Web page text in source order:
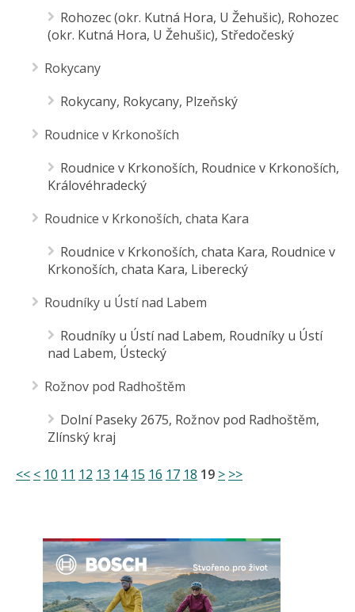
Rohozec (okr. Kutná Hora, U Žehušic), Rohozec
(okr. Kutná Hora, U Žehušic), Středočeský
Rokycany
Rokycany, Rokycany, Plzeňský
Roudnice v Krkonoších
Roudnice v Krkonoších, Roudnice v Krkonoších,
Královéhradecký
Roudnice v Krkonoších, chata Kara
Roudnice v Krkonoších, chata Kara, Roudnice v
Krkonoších, chata Kara, Liberecký
Roudníky u Ústí nad Labem
Roudníky u Ústí nad Labem, Roudníky u Ústí
nad Labem, Ústecký
Rožnov pod Radhoštěm
Dolní Paseky 2675, Rožnov pod Radhoštěm,
Zlínský kraj
<< < 10 11 12 13 14 15 16 17 18 19 > >>